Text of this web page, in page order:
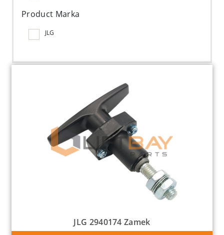
Product Marka
JLG
JLG 2940174 Zamek